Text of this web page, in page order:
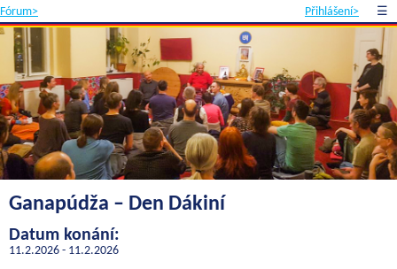
Fórum> Přihlášení> ☰
Ganapúdža – Den Dákiní
Datum konání:
11.2.2026 - 11.2.2026